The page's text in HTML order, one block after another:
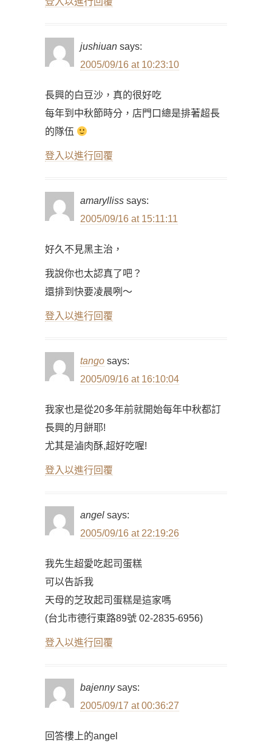
jushiuan says:
2005/09/16 at 10:23:10
長興的白豆沙，真的很好吃
每年到中秋節時分，店門口總是排著超長
的隊伍
登入以進行回覆
amarylliss says:
2005/09/16 at 15:11:11
好久不見黑主治，
我說你也太認真了吧？
還排到快要凌晨咧～
登入以進行回覆
tango says:
2005/09/16 at 16:10:04
我家也是從20多年前就開始每年中秋都訂
長興的月餅耶!
尤其是滷肉酥,超好吃喔!
登入以進行回覆
angel says:
2005/09/16 at 22:19:26
我先生超愛吃起司蛋糕
可以告訴我
天母的芝玫起司蛋糕是這家嗎
(台北市德行東路89號 02-2835-6956)
登入以進行回覆
bajenny says:
2005/09/17 at 00:36:27
回答樓上的angel